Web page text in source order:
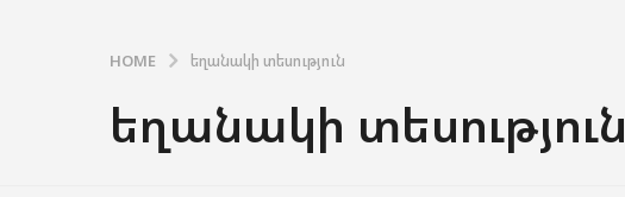
HOME եղանակի տեսություն
եղանակի տեսություն